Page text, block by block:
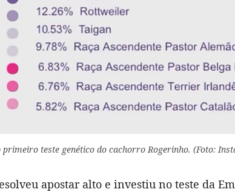
primeiro teste genético do cachorro Rogerinho. (Foto:
apostar alto e investiu no teste da